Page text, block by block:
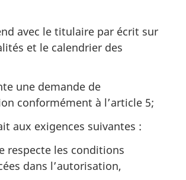
avec le titulaire par écrit sur
et le calendrier des
une demande de
conformément à l’article 5;
aux exigences suivantes :
respecte les conditions
dans l’autorisation,